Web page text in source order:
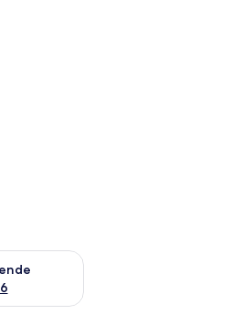
9.
für nächstes Wochenende, Aug.